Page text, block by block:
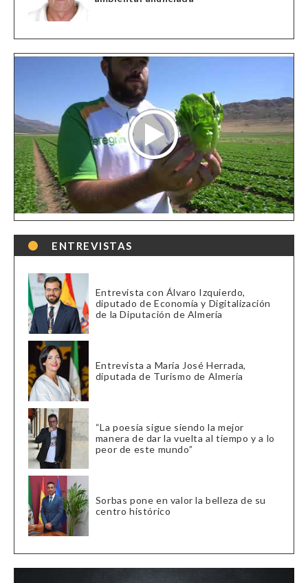
ENTREVISTAS
Entrevista con Álvaro Izquierdo,
diputado de Economía y Digitalización
de la Diputación de Almería
Entrevista a María José Herrada,
diputada de Turismo de Almería
“La poesía sigue siendo la mejor
manera de dar la vuelta al tiempo y a lo
peor de este mundo”
Sorbas pone en valor la belleza de su
centro histórico